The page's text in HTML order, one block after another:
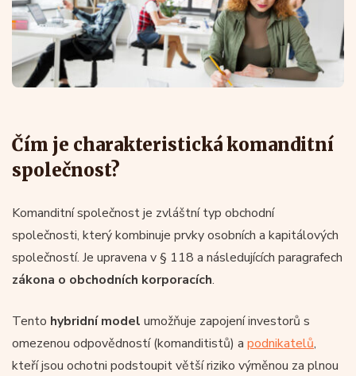
Čím je charakteristická komanditní
společnost?
Komanditní společnost je zvláštní typ obchodní
společnosti, který kombinuje prvky osobních a kapitálových
společností. Je upravena v § 118 a následujících paragrafech
zákona o obchodních korporacích.
Tento hybridní model umožňuje zapojení investorů s
omezenou odpovědností (komanditistů) a podnikatelů,
kteří jsou ochotni podstoupit větší riziko výměnou za plnou